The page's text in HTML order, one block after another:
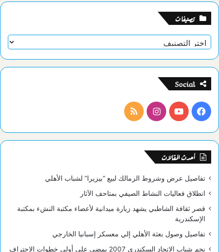
تصنيفات
تصنيفات
Social
فيسبوكيوتيوبانستقرامملخص
الموقع
أحدث المقالات
تفاصيل عرض وشروط الزمالك لبيع “بيزيرا” لشباب الأهلي
انطلاق فعاليات النشاط الصيفي بمتاحف الآثار
قصر ثقافة الشاطبي يشهد زيارة ميدانية لأعضاء مكتبة النشء بمكتبة
الإسكندرية
تفاصيل وصول بعثة الأهلي إلي معسكر إسبانيا الخارجي
نجم شباب الاتحاد السكندري 2007 يمضي علي أولي خطوات الإحتراف